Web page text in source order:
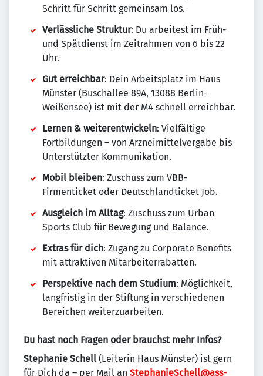
Schritt für Schritt gemeinsam los.
Verlässliche Struktur: Du arbeitest im Früh-
und Spätdienst im Zeitrahmen von 6 bis 22
Uhr.
Gut erreichbar: Dein Arbeitsplatz im Haus
Münster (Buschallee 89A, 13088 Berlin-
Weißensee) ist mit der M4 schnell erreichbar.
Lernen & weiterentwickeln: Vielfältige
Fortbildungen – von Arzneimittelvergabe bis
Unterstützter Kommunikation.
Mobil bleiben: Zuschuss zum VBB-
Firmenticket oder Deutschlandticket Job.
Ausgleich im Alltag: Zuschuss zum Urban
Sports Club für Bewegung und Balance.
Extras für dich: Zugang zu Corporate Benefits
mit attraktiven Mitarbeiterrabatten.
Perspektive nach dem Studium: Möglichkeit,
langfristig in der Stiftung in verschiedenen
Bereichen weiterzuarbeiten.
Du hast noch Fragen oder brauchst mehr Infos?
Stephanie Schell (Leiterin Haus Münster) ist gern
für Dich da – per Mail an StephanieSchell@ass-